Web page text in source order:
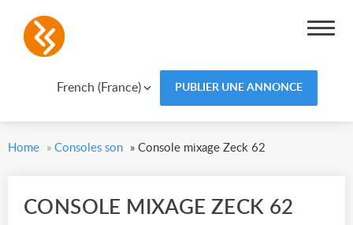
French (France) PUBLIER UNE ANNONCE
Home » Consoles son » Console mixage Zeck 62
CONSOLE MIXAGE ZECK 62